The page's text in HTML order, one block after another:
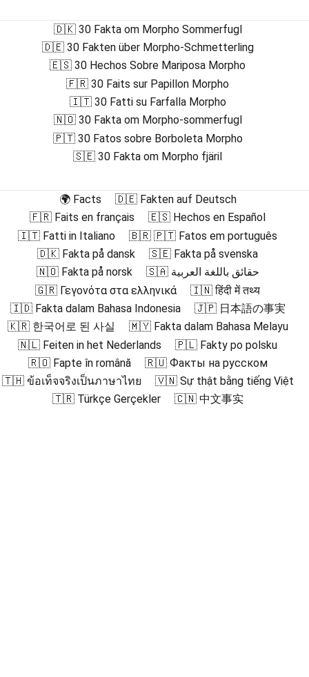
🇩🇰 30 Fakta om Morpho Sommerfugl
🇩🇪 30 Fakten über Morpho-Schmetterling
🇪🇸 30 Hechos Sobre Mariposa Morpho
🇫🇷 30 Faits sur Papillon Morpho
🇮🇹 30 Fatti su Farfalla Morpho
🇳🇴 30 Fakta om Morpho-sommerfugl
🇵🇹 30 Fatos sobre Borboleta Morpho
🇸🇪 30 Fakta om Morpho fjäril
🌍 Facts
🇩🇪 Fakten auf Deutsch
🇫🇷 Faits en français
🇪🇸 Hechos en Español
🇮🇹 Fatti in Italiano
🇧🇷 🇵🇹 Fatos em português
🇩🇰 Fakta på dansk
🇸🇪 Fakta på svenska
🇳🇴 Fakta på norsk
🇸🇦 حقائق باللغة العربية
🇬🇷 Γεγονότα στα ελληνικά
🇮🇳 हिंदी में तथ्य
🇮🇩 Fakta dalam Bahasa Indonesia
🇯🇵 日本語の事実
🇰🇷 한국어로 된 사실
🇲🇾 Fakta dalam Bahasa Melayu
🇳🇱 Feiten in het Nederlands
🇵🇱 Fakty po polsku
🇷🇴 Fapte în română
🇷🇺 Факты на русском
🇹🇭 ข้อเท็จจริงเป็นภาษาไทย
🇻🇳 Sự thật bằng tiếng Việt
🇹🇷 Türkçe Gerçekler
🇨🇳 中文事实